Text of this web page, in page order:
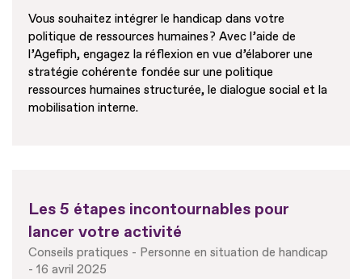
Vous souhaitez intégrer le handicap dans votre
politique de ressources humaines ? Avec l’aide de
l’Agefiph, engagez la réflexion en vue d’élaborer une
stratégie cohérente fondée sur une politique
ressources humaines structurée, le dialogue social et la
mobilisation interne.
Les 5 étapes incontournables pour
lancer votre activité
Conseils pratiques
Personne en situation de handicap
16 avril 2025